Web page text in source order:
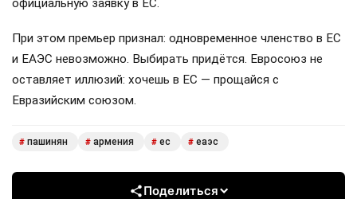
официальную заявку в ЕС.
При этом премьер признал: одновременное членство в ЕС
и ЕАЭС невозможно. Выбирать придётся. Евросоюз не
оставляет иллюзий: хочешь в ЕС — прощайся с
Евразийским союзом.
# пашинян # армения # ес # еаэс
Поделиться